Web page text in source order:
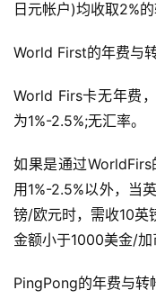
日元帐户)均收取2%
World First的年费与
World Firs卡无年费
为1%-2.5%;无汇率。
如果是通过
用1%-2.5%以外，当
镑/欧元时，需收10英
金额小于1000美金/加
PingPong的年费与转